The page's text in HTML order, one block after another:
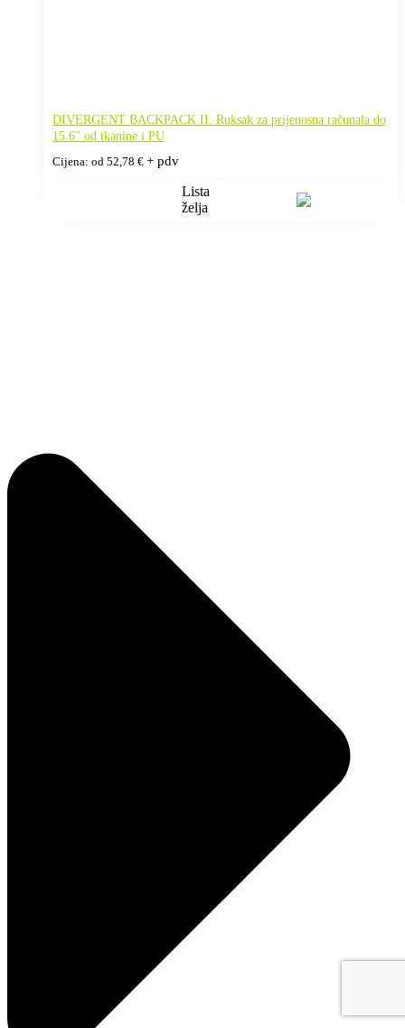
DIVERGENT BACKPACK II. Ruksak za prijenosna računala do
15.6'' od tkanine i PU
Cijena: od 52,78 € + pdv
Lista
želja